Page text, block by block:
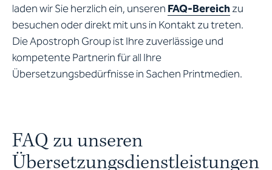
laden wir Sie herzlich ein, unseren FAQ-Bereichzu
besuchen oder direkt mit uns in Kontakt zu treten.
Die Apostroph Group ist Ihre zuverlässige und
kompetente Partnerin für all Ihre
Übersetzungsbedürfnisse in Sachen Printmedien.
FAQ zu unseren
Übersetzungsdienstleistungen